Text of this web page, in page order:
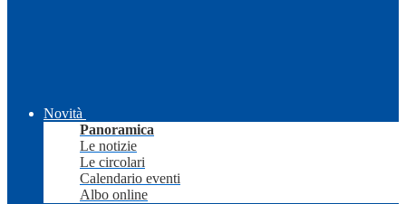
Novità
Panoramica
Le notizie
Le circolari
Calendario eventi
Albo online